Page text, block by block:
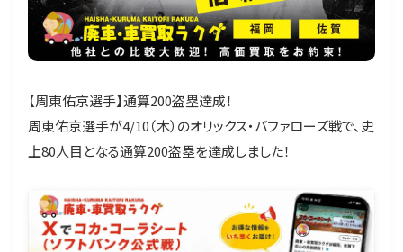
【周東佑京選手】通算200盗塁達成！
周東佑京選手が4/10（木）のオリックス・バファローズ戦で、史
上80人目となる通算200盗塁を達成しました！